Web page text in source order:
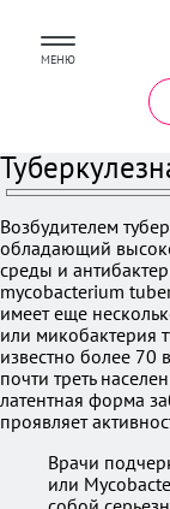
МЕНЮ
Возбудителем
обладающий
среды и
mycobacterium
имеет еще
или микобактерия
известно более 70
почти треть
латентная форма
проявляет
Врачи
или